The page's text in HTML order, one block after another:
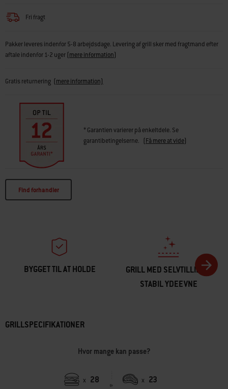
Fri fragt
Pakker leveres indenfor 5-8 arbejdsdage. Levering af grill sker med fragtmand efter
aftale indenfor 1-2 uger(mere information)
Gratis returnering (mere information)
* Garantien varierer på enkeltdele. Se
garantibetingelserne. (Få mere at vide)
Find forhandler
BYGGET TIL AT HOLDE
GRILL MED SELVTILLID OG
STABIL YDEEVNE
GRILLSPECIFIKATIONER
Hvor mange kan passe?
x 28 x 23